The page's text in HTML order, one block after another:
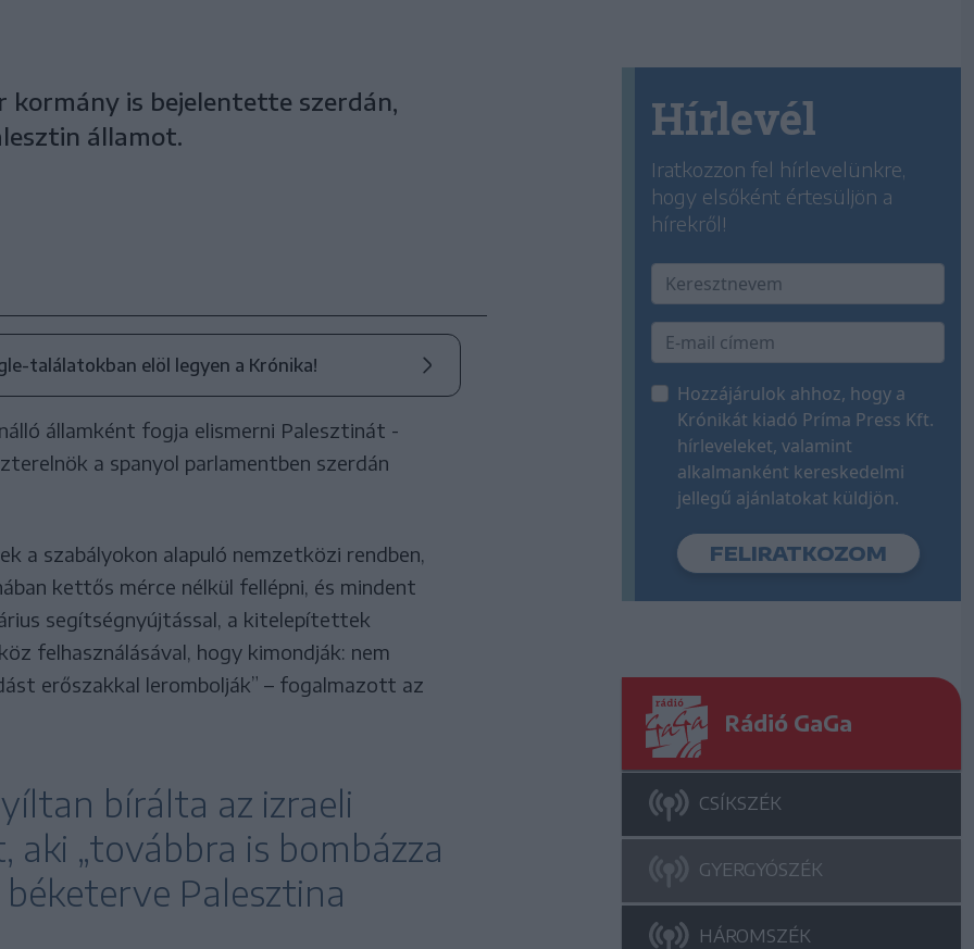
kormány is bejelentette szerdán,
államot.
találatokban elöl legyen a Krónika!
államként fogja elismerni Palesztinát -
a spanyol parlamentben szerdán
a szabályokon alapuló nemzetközi rendben,
kettős mérce nélkül fellépni, és mindent
segítségnyújtással, a kitelepítettek
felhasználásával, hogy kimondják: nem
erőszakkal lerombolják” – fogalmazott az
bírálta az izraeli
aki „továbbra is bombázza
béketerve Palesztina
Hírlevél
Iratkozzon fel hírlevelünkre,
hogy elsőként értesüljön a
hírekről!
Hozzájárulok ahhoz, hogy a
Krónikát kiadó Príma Press Kft.
hírleveleket, valamint
alkalmanként kereskedelmi
jellegű ajánlatokat küldjön.
Rádió GaGa
CSÍKSZÉK
GYERGYÓSZÉK
HÁROMSZÉK